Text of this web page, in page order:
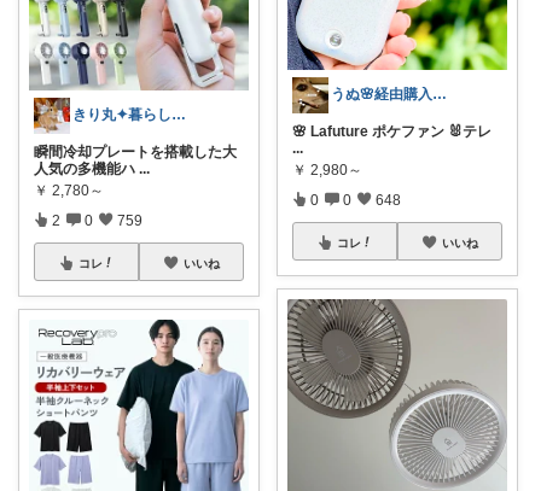
きり丸✦暮らしが整う日用雑貨セレクト🐇
瞬間冷却プレートを搭載した大
人気の多機能ハ ...
￥ 2,780～
2 0 759
コレ いいね
うぬ🌸経由購入ありがとです🙇‍♀️
🌸 Lafuture ポケファン 🐰テレ
...
￥ 2,980～
0 0 648
コレ いいね